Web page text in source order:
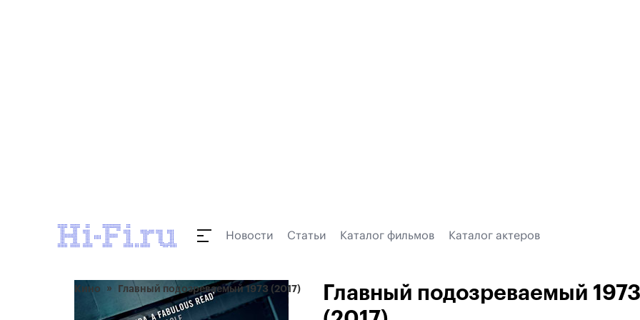
Новости Статьи Каталог фильмов Каталог актеров
Кино Главный подозреваемый 1973 (2017)
Главный подозреваемый 1973